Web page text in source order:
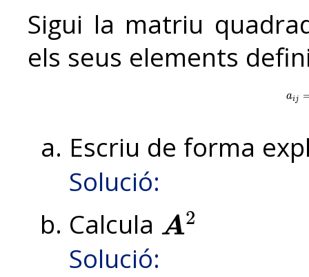
Sigui la matriu
els seus elements
aij
aij= {
Escriu de forma
Solució:
Calcula A2
A2
Solució: